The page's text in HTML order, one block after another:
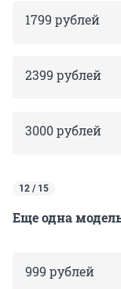
1799 рублей
2399 рублей
3000 рублей
12 / 15
Еще одна
999 рублей